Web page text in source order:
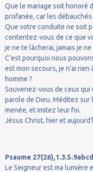
Que le mariage soit honoré
profanée, car les
Que votre conduite ne soit
contentez-vous de ce que
je ne te lâcherai, jamais je ne
C’est pourquoi nous
est mon secours, je n’ai
homme ?
Souvenez-vous de ceux qui
parole de Dieu. Méditez sur
menée, et imitez leur foi.
Jésus Christ, hier et
Psaume
Le Seigneur est ma lumière